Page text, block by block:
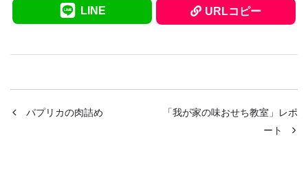
LINE URLコピー
パプリカの肉詰め
「我が家の味おせち教室」レポ
ート